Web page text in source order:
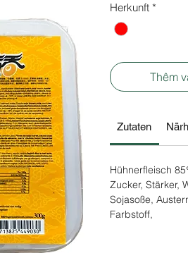
Herkunft *
Thêm
Zutaten
Hühnerfleisch
Zucker, Stärker,
Sojasoße,
Farbstoff,